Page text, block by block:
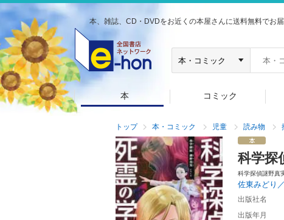
本、雑誌、CD・DVDをお近くの本屋さんに送料無料でお届
本 コミック
トップ 本・コミック 児童 読み物
科学探
科学探偵謎野真
佐東みどり
出版社名
出版年月